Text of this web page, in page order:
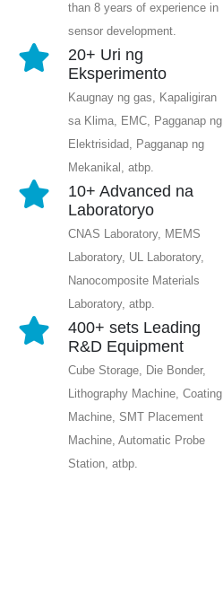
than 8 years of experience in
sensor development.
20+ Uri ng
Eksperimento
Kaugnay ng gas, Kapaligiran
sa Klima, EMC, Pagganap ng
Elektrisidad, Pagganap ng
Mekanikal, atbp.
10+ Advanced na
Laboratoryo
CNAS Laboratory, MEMS
Laboratory, UL Laboratory,
Nanocomposite Materials
Laboratory, atbp.
400+ sets Leading
R&D Equipment
Cube Storage, Die Bonder,
Lithography Machine, Coating
Machine, SMT Placement
Machine, Automatic Probe
Station, atbp.